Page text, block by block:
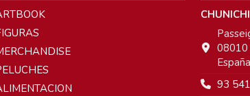
08010
España
93